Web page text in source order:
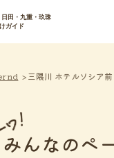
日田・九重・玖珠
ガイド
三隈川 ホテルソシア
みんなのペ